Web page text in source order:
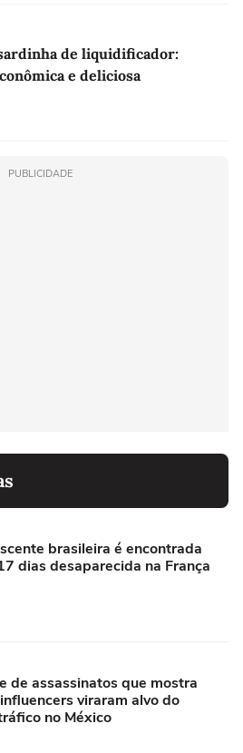
de liquidificador:
e deliciosa
PUBLICIDADE
brasileira é encontrada
dias desaparecida na França
de assassinatos que mostra
viraram alvo do
no México